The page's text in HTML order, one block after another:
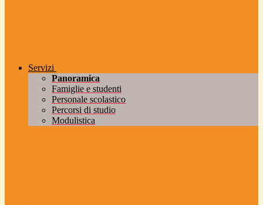
Servizi
Panoramica
Famiglie e studenti
Personale scolastico
Percorsi di studio
Modulistica